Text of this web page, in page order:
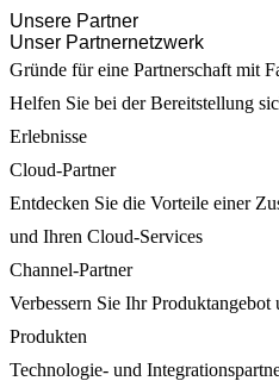
Unsere Partner
Unser Partnernetzwerk
Gründe für eine Partnerschaft mit
Helfen Sie bei der Bereitstellung
Erlebnisse
Cloud-Partner
Entdecken Sie die Vorteile einer
und Ihren Cloud-Services
Channel-Partner
Verbessern Sie Ihr
Produkten
Technologie- und